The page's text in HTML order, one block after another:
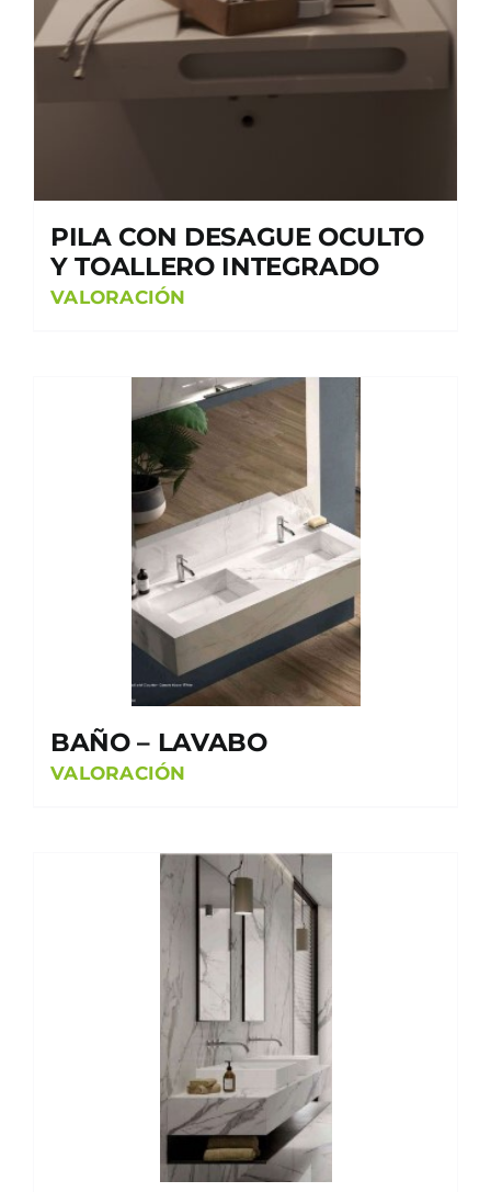
PILA CON DESAGUE OCULTO
Y TOALLERO INTEGRADO
VALORACIÓN
BAÑO – LAVABO
VALORACIÓN